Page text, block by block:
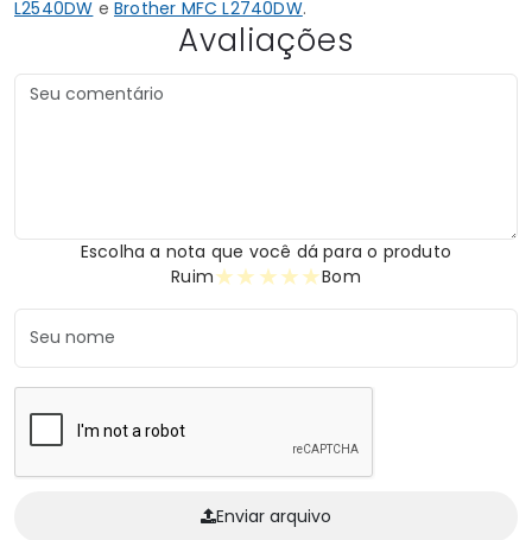
L2540DW eBrother MFC L2740DW.
Avaliações
Escolha a nota que você dá para o produto
Ruim
★
★
★
★
★ Bom
Enviar arquivo